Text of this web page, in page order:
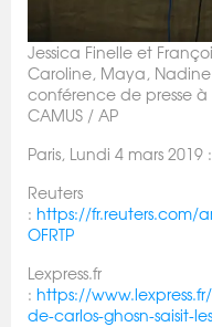
Jessica Finelle et
Caroline, Maya,
conférence de presse à
CAMUS / AP
Paris, Lundi 4 mars
Reuters
: https://fr.reuters.com/
OFRTP
Lexpress.fr
: https://
de-carlos-ghosn-saisit-